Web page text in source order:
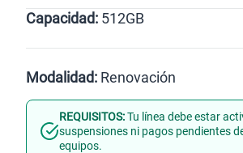
Naranja
Capacidad: 512GB
512GB
Modalidad: Renovación
Línea Nueva
REQUISITOS:Tu línea debe estar
suspensiones ni pagos pendientes
equipos.